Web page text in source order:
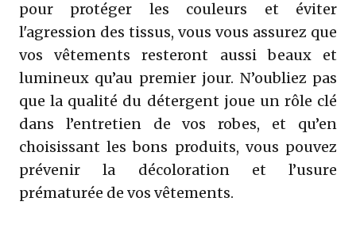
pour protéger les couleurs et éviter
l'agression des tissus, vous vous assurez que
vos vêtements resteront aussi beaux et
lumineux qu’au premier jour. N’oubliez pas
que la qualité du détergent joue un rôle clé
dans l’entretien de vos robes, et qu’en
choisissant les bons produits, vous pouvez
prévenir la décoloration et l’usure
prématurée de vos vêtements.